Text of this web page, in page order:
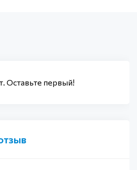
Оставьте первый!